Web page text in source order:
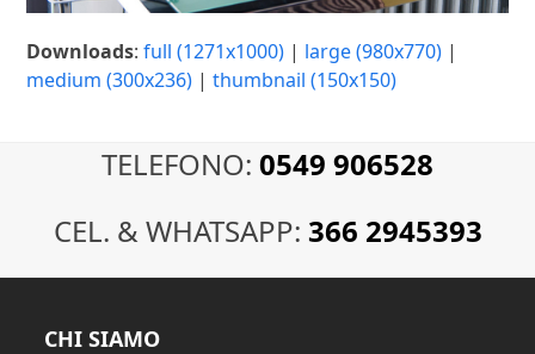
Downloads:full (1271x1000) | large (980x770) |
medium (300x236) |thumbnail (150x150)
TELEFONO: 0549 906528
CEL. & WHATSAPP: 366 2945393
CHI SIAMO